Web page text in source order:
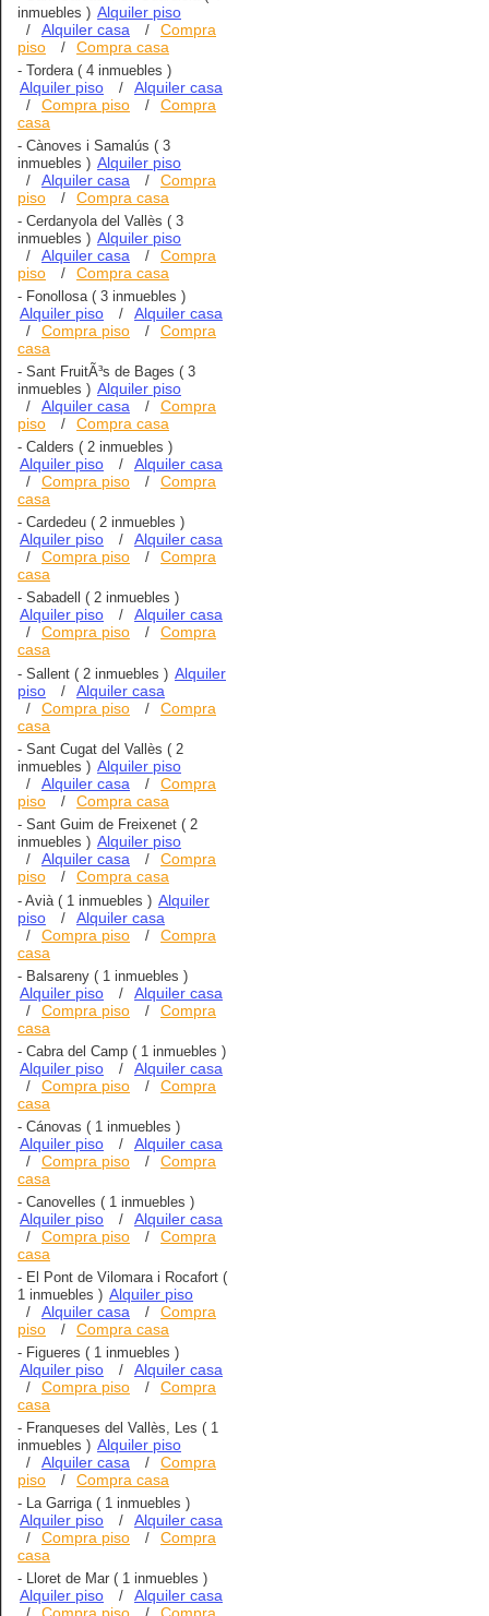
inmuebles ) Alquiler piso
/ Alquiler casa /
Compra
piso
/ Compra casa
- Tordera( 4 inmuebles )
Alquiler piso / Alquiler casa
/ Compra piso /
Compra
casa
- Cànoves i Samalús ( 3
inmuebles ) Alquiler piso
/ Alquiler casa /
Compra
piso
/ Compra casa
- Cerdanyola del Vallès ( 3
inmuebles ) Alquiler piso
/ Alquiler casa /
Compra
piso
/ Compra casa
- Fonollosa( 3 inmuebles )
Alquiler piso / Alquiler casa
/ Compra piso /
Compra
casa
- Sant FruitÃ³s de Bages ( 3
inmuebles ) Alquiler piso
/ Alquiler casa /
Compra
piso
/ Compra casa
- Calders ( 2 inmuebles )
Alquiler piso / Alquiler casa
/ Compra piso /
Compra
casa
- Cardedeu ( 2 inmuebles )
Alquiler piso / Alquiler casa
/ Compra piso /
Compra
casa
- Sabadell ( 2 inmuebles )
Alquiler piso / Alquiler casa
/ Compra piso /
Compra
casa
- Sallent ( 2 inmuebles ) Alquiler
piso
/ Alquiler casa
/ Compra piso /
Compra
casa
- Sant Cugat del Vallès ( 2
inmuebles ) Alquiler piso
/ Alquiler casa /
Compra
piso
/ Compra casa
- Sant Guim de Freixenet ( 2
inmuebles ) Alquiler piso
/ Alquiler casa /
Compra
piso
/ Compra casa
- Avià( 1 inmuebles ) Alquiler
piso
/ Alquiler casa
/ Compra piso /
Compra
casa
- Balsareny ( 1 inmuebles )
Alquiler piso / Alquiler casa
/ Compra piso /
Compra
casa
- Cabra del Camp ( 1 inmuebles )
Alquiler piso / Alquiler casa
/ Compra piso /
Compra
casa
- Cánovas ( 1 inmuebles )
Alquiler piso / Alquiler casa
/ Compra piso /
Compra
casa
- Canovelles ( 1 inmuebles )
Alquiler piso / Alquiler casa
/ Compra piso /
Compra
casa
- El Pont de Vilomara i Rocafort (
1 inmuebles ) Alquiler piso
/ Alquiler casa /
Compra
piso
/ Compra casa
- Figueres ( 1 inmuebles )
Alquiler piso / Alquiler casa
/ Compra piso /
Compra
casa
- Franqueses del Vallès, Les ( 1
inmuebles ) Alquiler piso
/ Alquiler casa /
Compra
piso
/ Compra casa
- La Garriga( 1 inmuebles )
Alquiler piso / Alquiler casa
/ Compra piso /
Compra
casa
- Lloret de Mar ( 1 inmuebles )
Alquiler piso / Alquiler casa